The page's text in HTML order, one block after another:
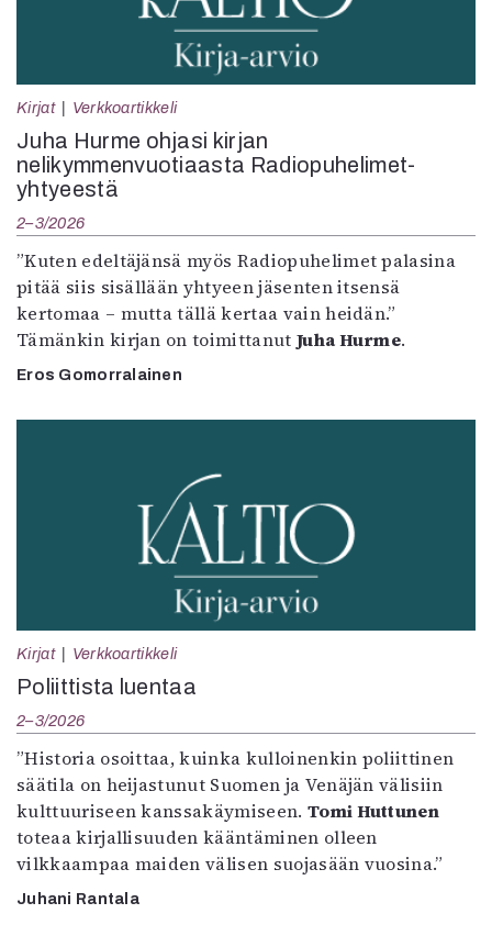
Kirjat Verkkoartikkeli
Juha Hurme ohjasi kirjan
nelikymmenvuotiaasta Radiopuhelimet-
yhtyeestä
2–3/2026
”Kuten edeltäjänsä myös Radiopuhelimet palasina
pitää siis sisällään yhtyeen jäsenten itsensä
kertomaa – mutta tällä kertaa vain heidän.”
Tämänkin kirjan on toimittanut Juha Hurme.
Eros Gomorralainen
Kirjat Verkkoartikkeli
Poliittista luentaa
2–3/2026
”Historia osoittaa, kuinka kulloinenkin poliittinen
säätila on heijastunut Suomen ja Venäjän välisiin
kulttuuriseen kanssakäymiseen. Tomi Huttunen
toteaa kirjallisuuden kääntäminen olleen
vilkkaampaa maiden välisen suojasään vuosina.”
Juhani Rantala